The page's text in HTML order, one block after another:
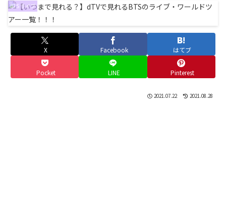
BTS ライブ
X Facebook はてブ
Pocket LINE Pinterest
2021.07.22 2021.08.28